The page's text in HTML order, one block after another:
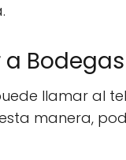
Bodegas
llamar al
manera,